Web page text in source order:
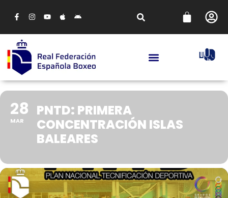
28
MAR
PNTD: PRIMERA
CONCENTRACIÓN ISLAS
BALEARES